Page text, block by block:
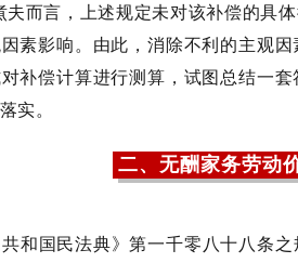
而言，上述规定未对该补偿的具
素影响。由此，消除不利的主观
补偿计算进行测算，试图总结一
实。
二、无酬家务劳动
共和国民法典》第一千零八十八条